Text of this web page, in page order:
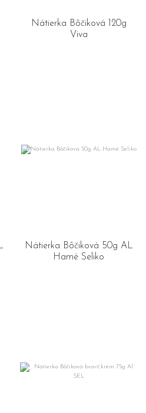
Nátierka Bôčiková 120g
Viva
Nátierka Bôčiková 50g AL
Hamé Seliko